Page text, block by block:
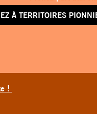
!
À TERRITOIRES